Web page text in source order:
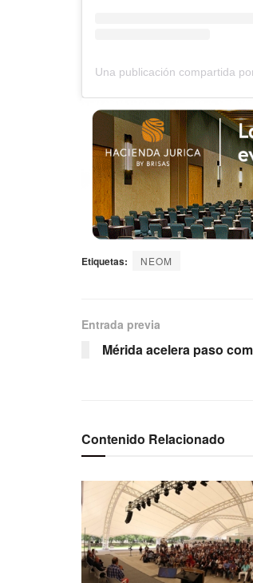
Etiquetas: NEOM
Entrada previa
Mérida acelera paso
Contenido Relacionado